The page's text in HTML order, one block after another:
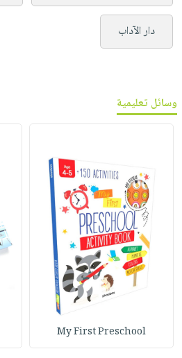
دار الآداب
وسائل تعليمية
My First Preschool